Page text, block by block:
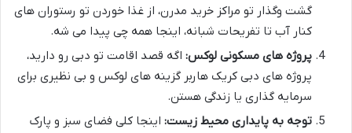
گشت وگذار تو مراکز خرید مدرن، از غذا خوردن تو رستوران های
کنار آب تا تفریحات شبانه، اینجا همه چی پیدا می شه.
پروژه های مسکونی لوکس: اگه قصد اقامت تو دبی رو دارید،
پروژه های دبی کریک هاربر گزینه های لوکس و بی نظیری برای
سرمایه گذاری یا زندگی هستن.
توجه به پایداری محیط زیست: اینجا کلی فضای سبز و پارک